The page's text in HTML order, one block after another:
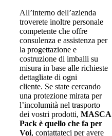
All’interno dell’azienda
troverete inoltre personale
competente che offre
consulenza e assistenza per
la progettazione e
costruzione di imballi su
misura in base alle richieste
dettagliate di ogni
cliente. Se state cercando
una protezione mirata per
l’incolumità nel trasporto
dei vostri prodotti, MASCA
Pack è quello che fa per
Voi, contattateci per avere